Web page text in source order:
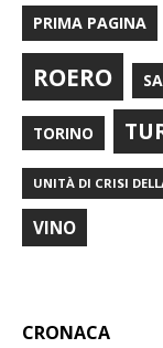
PRIMA PAGINA
ROERO
TORINO
UNITÀ DI CRISI
VINO
CRONACA